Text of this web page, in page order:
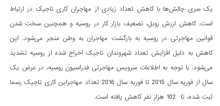
یک سری چالش‌ها با کاهش تعداد زیادی از مهاجران کاری تاجیک در ارتباط
است. کاهش ارزش روبل، تضعیف بازار کار در روسیه و همچنین سخت شدن
قوانین مهاجرتی در روسیه به بازگشت مهاجران به وطن منجر می‌شود. این
کاهش به دلیل افزایش تعداد شهروندان تاجیک اخراج شده از روسیه تشدید
می‌شود. با توجه به اطلاعات سرویس مهاجرتی فدراسیون روسیه، در عرض یک
سال از فوریه سال 2015 تا فوریه سال 2016 تعداد مهاجراین کاری تاجیک رسما
ثبت شده، تا 102 هزار نفر کاهش یافته است.